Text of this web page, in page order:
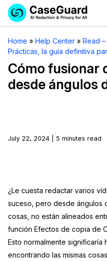
Servicios
Licencia de
Precios de
Soluciones
Redacción de
Redacción de
Redacción de
Transcripción y
Industrias
Transportación
Educación
El Gobierno
Sector Jurídico
Recursos
Artículos
Casos Practicos
Centro de Ayuda
Solicitar
Home » Help Center » Read
Prácticas, la guía definitiva
Cómo fusionar
desde ángulos
July 22, 2024 | 5 minutes read
¿Le cuesta redactar varios
suceso, pero desde ángulos
cosas, no están alineados
función Efectos de copia de
Esto normalmente
encontrando las mismas